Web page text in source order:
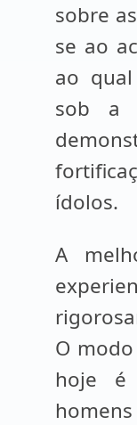
sobre
se ao
ao
sob a
ídolos.
A
O
hoje é